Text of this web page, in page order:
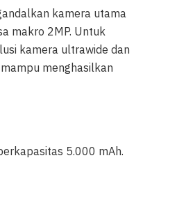
kamera utama
makro 2MP. Untuk
kamera ultrawide dan
menghasilkan
5.000 mAh.